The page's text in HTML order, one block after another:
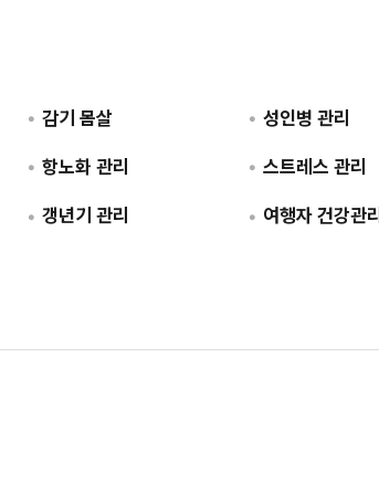
감기 몸살 성인병 관리
항노화 관리 스트레스 관리
갱년기 관리 여행자 건강관리